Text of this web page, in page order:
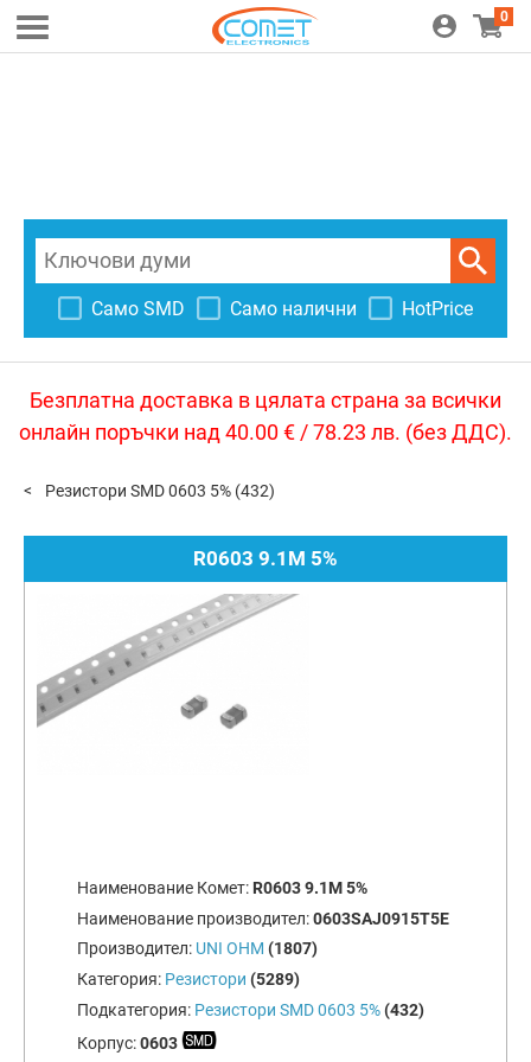
0
Само SMD Само налични HotPrice
Безплатна доставка в цялата страна за всички
онлайн поръчки над 40.00 € / 78.23 лв. (без ДДС).
Резистори SMD 0603 5% (432)
R0603 9.1M 5%
Наименование Комет: R0603 9.1M 5%
Наименование производител:0603SAJ0915T5E
Производител: UNI OHM (1807)
Категория: Резистори (5289)
Подкатегория: Резистори SMD 0603 5%(432)
Корпус:0603